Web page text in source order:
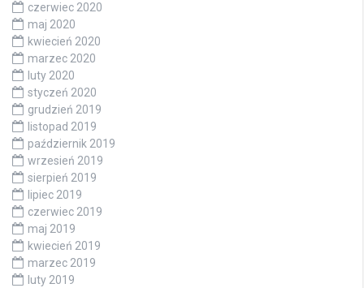
czerwiec 2020
maj 2020
kwiecień 2020
marzec 2020
luty 2020
styczeń 2020
grudzień 2019
listopad 2019
październik 2019
wrzesień 2019
sierpień 2019
lipiec 2019
czerwiec 2019
maj 2019
kwiecień 2019
marzec 2019
luty 2019